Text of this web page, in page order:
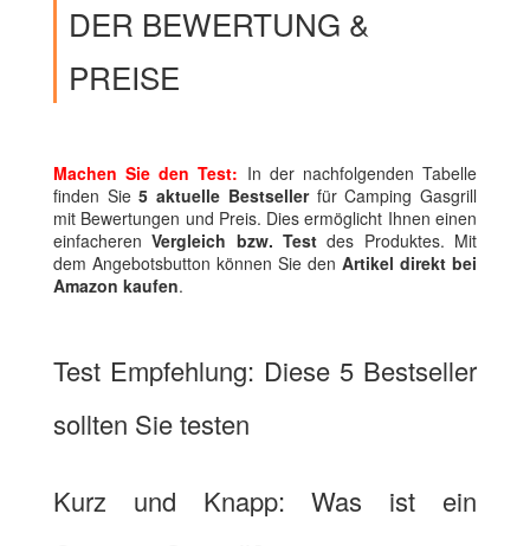
DER BEWERTUNG &
PREISE
Machen Sie den Test: In der nachfolgenden Tabelle
finden Sie5 aktuelle Bestsellerfür Camping Gasgrill
mit Bewertungen und Preis. Dies ermöglicht Ihnen einen
einfacherenVergleich bzw. Test des Produktes. Mit
dem Angebotsbutton können Sie den Artikel direkt bei
Amazon kaufen.
Test Empfehlung: Diese 5 Bestseller
sollten Sie testen
Kurz und Knapp: Was ist ein